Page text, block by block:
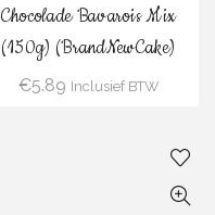
Chocolade Bavarois Mix
(150g) (BrandNewCake)
€5.89 Inclusief BTW